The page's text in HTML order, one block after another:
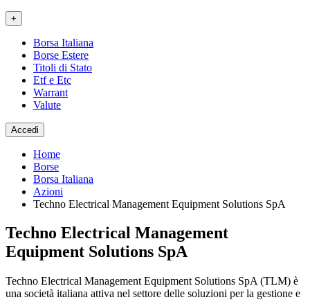
+
Borsa Italiana
Borse Estere
Titoli di Stato
Etf e Etc
Warrant
Valute
Accedi
Home
Borse
Borsa Italiana
Azioni
Techno Electrical Management Equipment Solutions SpA
Techno Electrical Management
Equipment Solutions SpA
Techno Electrical Management Equipment Solutions SpA (TLM) è
una società italiana attiva nel settore delle soluzioni per la gestione e